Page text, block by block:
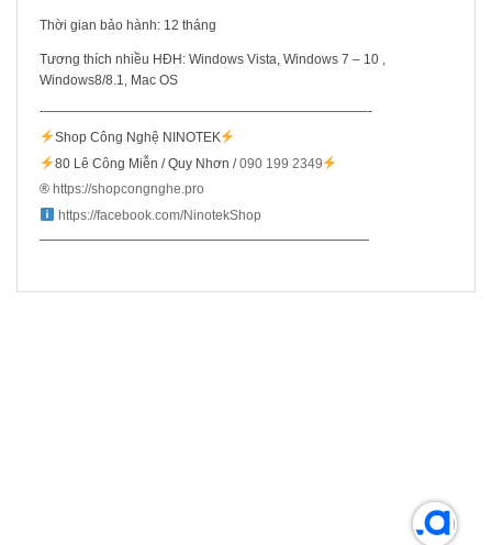
Thời gian bảo hành: 12 tháng
Tương thích nhiều HĐH: Windows Vista, Windows 7 – 10 ,
Windows8/8.1, Mac OS
-————————————————————————–-
Shop Công Nghệ NINOTEK
80 Lê Công Miễn / Quy Nhơn /090 199 2349
®️ https://shopcongnghe.pro
https://facebook.com/NinotekShop
—————————————————————————